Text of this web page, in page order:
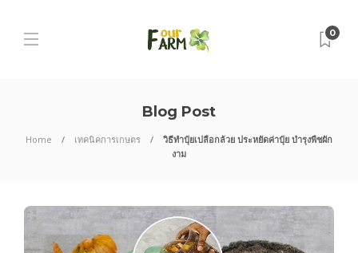
0
Blog Post
Home เทคนิคการเกษตร
วิธีทำปุ๋ยเปลือกล้วย ประหยัดค่าปุ๋ย บำรุงพืชผัก
งาม